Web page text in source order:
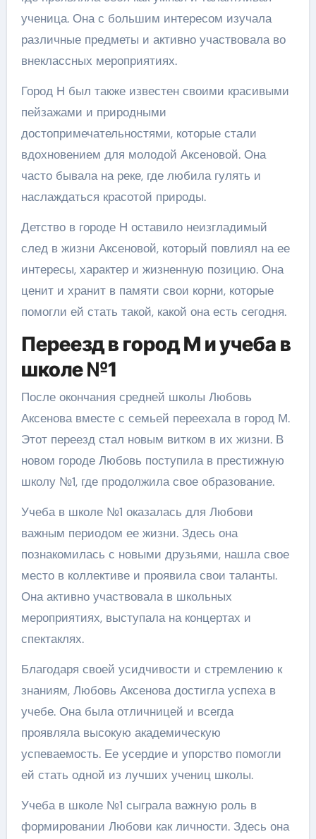
ученица. Она с большим интересом изучала
различные предметы и активно участвовала во
внеклассных мероприятиях.
Город Н был также известен своими красивыми
пейзажами и природными
достопримечательностями, которые стали
вдохновением для молодой Аксеновой. Она
часто бывала на реке, где любила гулять и
наслаждаться красотой природы.
Детство в городе Н оставило неизгладимый
след в жизни Аксеновой, который повлиял на ее
интересы, характер и жизненную позицию. Она
ценит и хранит в памяти свои корни, которые
помогли ей стать такой, какой она есть сегодня.
Переезд в город М и учеба в
школе №1
После окончания средней школы Любовь
Аксенова вместе с семьей переехала в город М.
Этот переезд стал новым витком в их жизни. В
новом городе Любовь поступила в престижную
школу №1, где продолжила свое образование.
Учеба в школе №1 оказалась для Любови
важным периодом ее жизни. Здесь она
познакомилась с новыми друзьями, нашла свое
место в коллективе и проявила свои таланты.
Она активно участвовала в школьных
мероприятиях, выступала на концертах и
спектаклях.
Благодаря своей усидчивости и стремлению к
знаниям, Любовь Аксенова достигла успеха в
учебе. Она была отличницей и всегда
проявляла высокую академическую
успеваемость. Ее усердие и упорство помогли
ей стать одной из лучших учениц школы.
Учеба в школе №1 сыграла важную роль в
формировании Любови как личности. Здесь она